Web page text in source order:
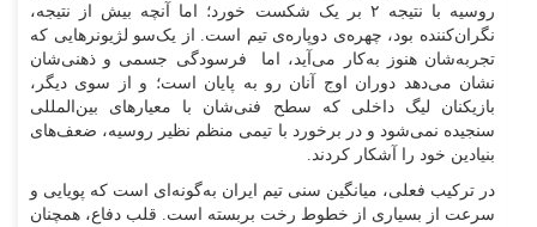
روسیه با نتیجه ۲ بر یک شکست خورد؛ اما آنچه بیش از نتیجه،
نگران‌کننده بود، چهره‌ی دوپاره‌ی تیم است. از یک‌سو لژیونر‌هایی که
تجربه‌شان هنوز به‌کار می‌آید، اما فرسودگی جسمی و ذهنی‌شان
نشان می‌دهد دوران اوج آنان رو به پایان است؛ و از سوی دیگر،
بازیکنان لیگ داخلی که سطح فنی‌شان با معیار‌های بین‌المللی
سنجیده نمی‌شود و در برخورد با تیمی منظم نظیر روسیه، ضعف‌های
بنیادین خود را آشکار کردند.
در ترکیب فعلی، میانگین سنی تیم ایران به‌گونه‌ای است که پویایی و
سرعت از بسیاری از خطوط رخت بربسته است. قلب دفاع، همچنان